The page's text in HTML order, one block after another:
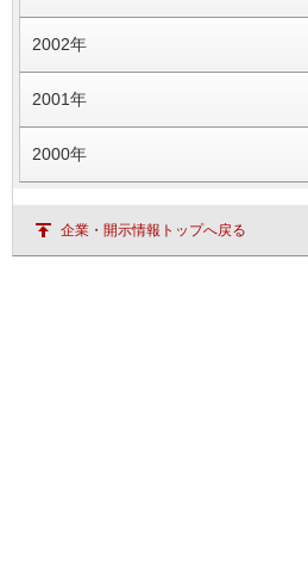
2002年
2001年
2000年
企業・開示情報トップへ戻る